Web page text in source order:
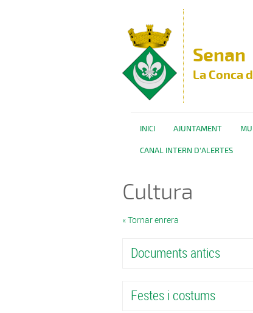
Senan
La Conca
INICI AJUNTAMENT
CANAL INTERN D'ALERTES
Cultura
« Tornar enrera
Documents antics
Festes i costums